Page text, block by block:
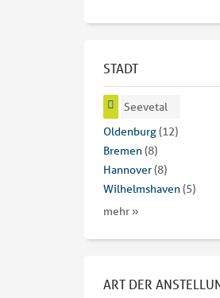
STADT
Seevetal
Oldenburg(12)
Bremen(8)
Hannover(8)
Wilhelmshaven(5)
mehr »
ART DER